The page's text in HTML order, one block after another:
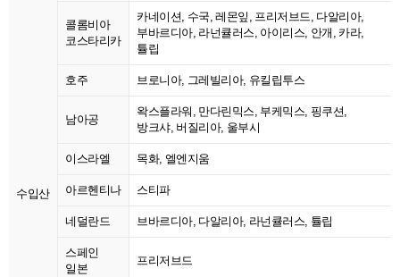
수입산
콜롬비아
코스타리카
카네이션, 수국, 레몬잎, 프리저브드, 다알리아,
부바르디아, 라넌큘러스, 아이리스, 안개, 카라,
튤립
호주 브로니아, 그레빌리아, 유킬립투스
남아공
왁스플라워, 만다린믹스, 부케믹스, 핑쿠션,
방크샤, 버질리아, 울부시
이스라엘 목화, 엘엔지움
아르헨티나 스티파
네덜란드 브바르디아, 다알리아, 라넌큘러스, 튤립
스페인
일본
프리저브드